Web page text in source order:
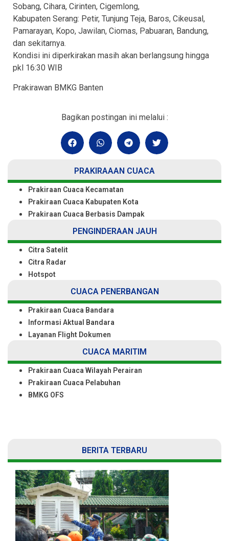
Sobang, Cihara, Cirinten, Cigemlong,
Kabupaten Serang: Petir, Tunjung Teja, Baros, Cikeusal,
Pamarayan, Kopo, Jawilan, Ciomas, Pabuaran, Bandung,
dan sekitarnya.
Kondisi ini diperkirakan masih akan berlangsung hingga
pkl 16:30 WIB
Prakirawan BMKG Banten
Bagikan postingan ini melalui :
PRAKIRAAAN CUACA
Prakiraan Cuaca Kecamatan
Prakiraan Cuaca Kabupaten Kota
Prakiraan Cuaca Berbasis Dampak
PENGINDERAAN JAUH
Citra Satelit
Citra Radar
Hotspot
CUACA PENERBANGAN
Prakiraan Cuaca Bandara
Informasi Aktual Bandara
Layanan Flight Dokumen
CUACA MARITIM
Prakiraan Cuaca Wilayah Perairan
Prakiraan Cuaca Pelabuhan
BMKG OFS
BERITA TERBARU